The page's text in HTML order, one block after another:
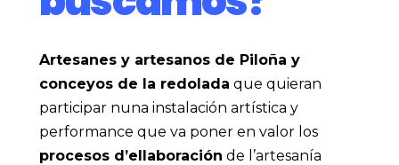
Artesanes y artesanos de Piloña y
conceyos de la redolada que quieran
participar nuna instalación artística y
performance que va poner en valor los
procesos d’ellaboración de l’artesanía